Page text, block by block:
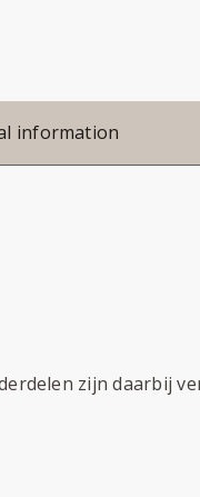
information
zijn daarbij